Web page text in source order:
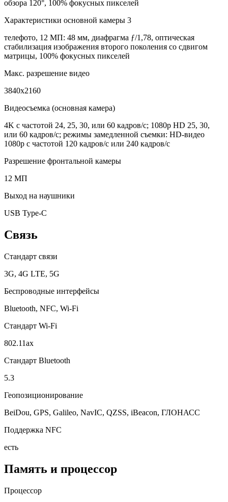
обзора 120°, 100% фокусных пикселей
Характеристики основной камеры 3
телефото, 12 МП: 48 мм, диафрагма ƒ/1,78, оптическая
стабилизация изображения второго поколения со сдвигом
матрицы, 100% фокусных пикселей
Макс. разрешение видео
3840x2160
Видеосъемка (основная камера)
4K с частотой 24, 25, 30, или 60 кадров/с; 1080p HD 25, 30,
или 60 кадров/с; режимы замедленной съемки: HD-видео
1080р c частотой 120 кадров/с или 240 кадров/с
Разрешение фронтальной камеры
12 МП
Выход на наушники
USB Type-C
Связь
Стандарт связи
3G, 4G LTE, 5G
Беспроводные интерфейсы
Bluetooth, NFC, Wi-Fi
Стандарт Wi-Fi
802.11ax
Стандарт Bluetooth
5.3
Геопозиционирование
BeiDou, GPS, Galileo, NavIC, QZSS, iBeacon, ГЛОНАСС
Поддержка NFC
есть
Память и процессор
Процессор